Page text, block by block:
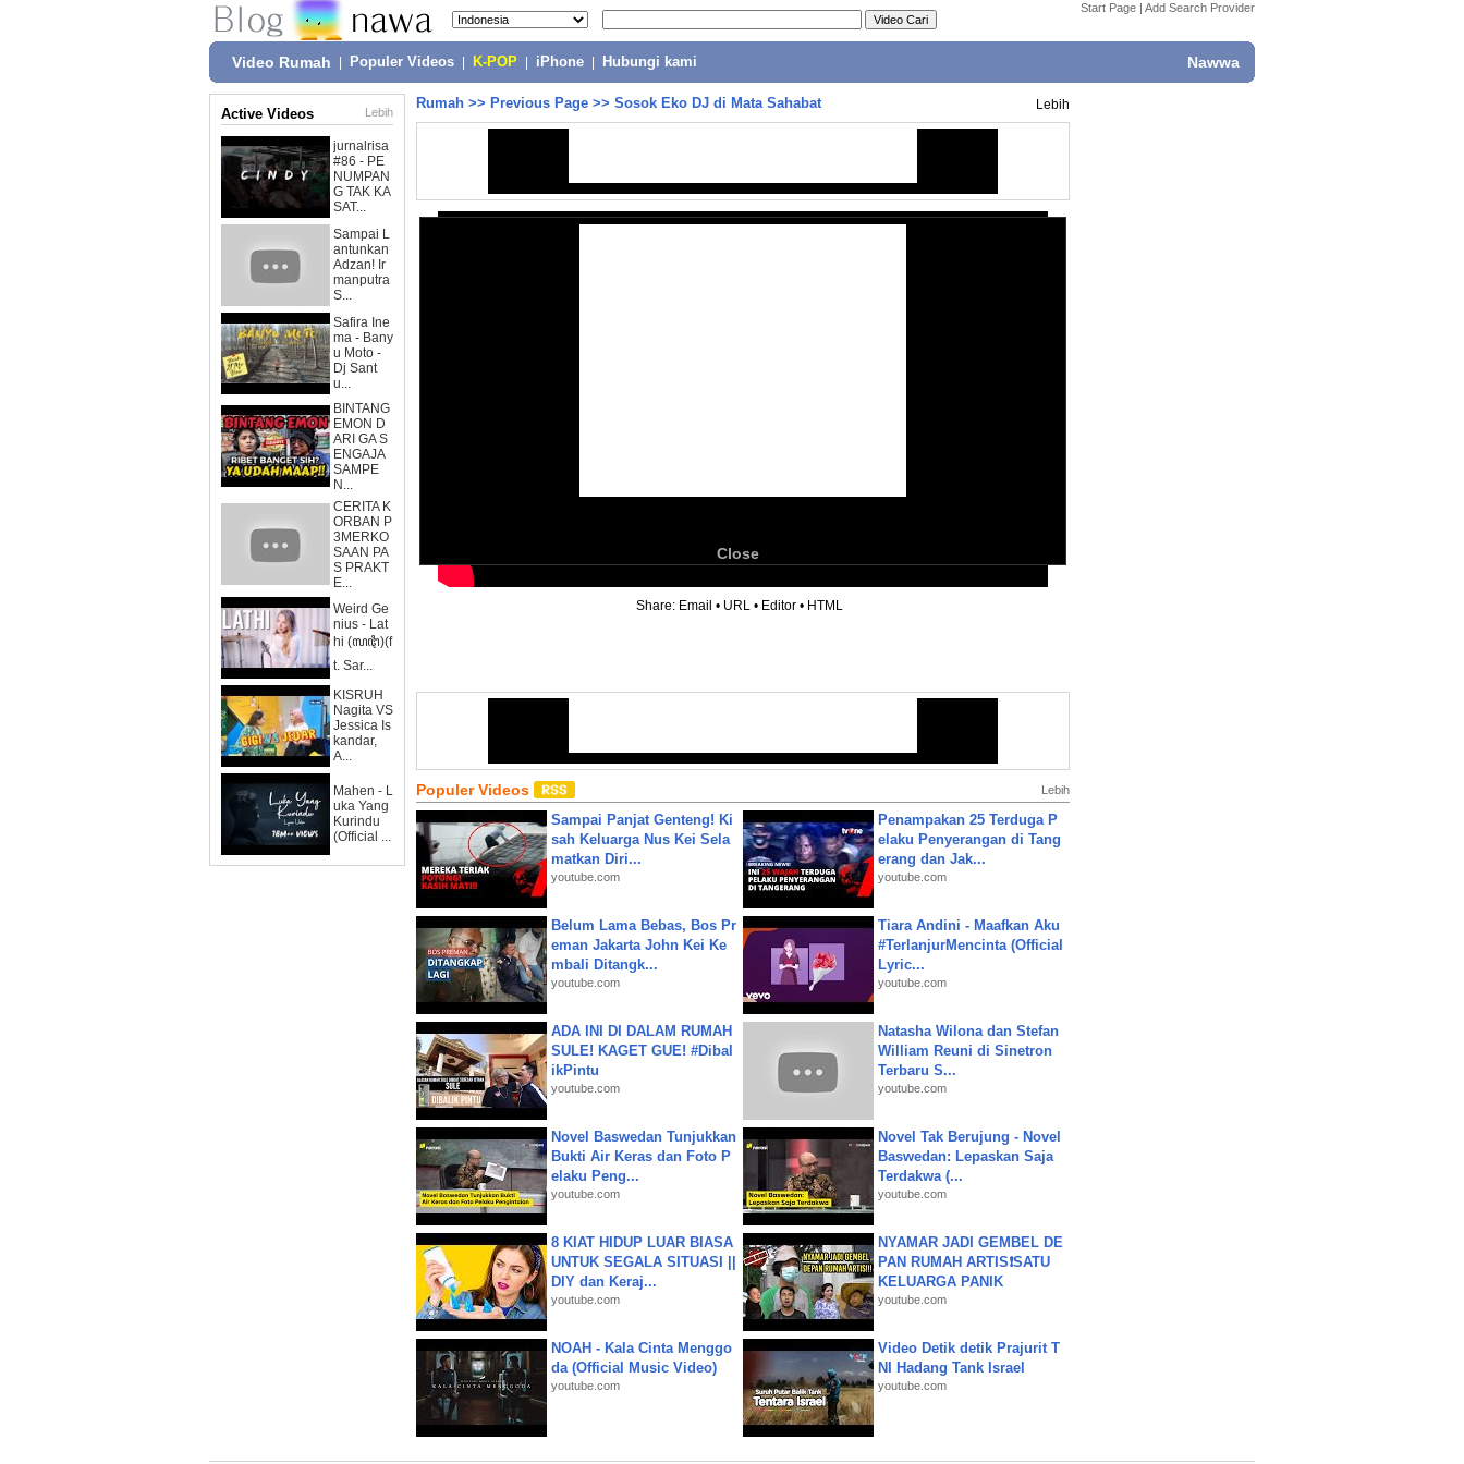
Start Page | Add Search Provider
Video Rumah Populer Videos K-POP iPhone Hubungi kami Nawwa
Active Videos Lebih
jurnalrisa
#86 - PE
NUMPAN
G TAK KA
SAT...
Sampai L
antunkan
Adzan! Ir
manputra
S...
Safira Ine
ma - Bany
u Moto -
Dj Sant
u...
BINTANG
EMON D
ARI GA S
ENGAJA
SAMPE
N...
CERITA K
ORBAN P
3MERKO
SAAN PA
S PRAKT
E...
Weird Ge
nius - Lat
hi (ꦭꦛꦶ)(f
t. Sar...
KISRUH
Nagita VS
Jessica Is
kandar,
A...
Mahen - L
uka Yang
Kurindu
(Official ...
Rumah >> Previous Page >> Sosok Eko DJ di Mata Sahabat Lebih
Close
Share: Email • URL • Editor • HTML
Populer Videos Lebih
Sampai Panjat Genteng! Ki
sah Keluarga Nus Kei Sela
matkan Diri...
youtube.com
Penampakan 25 Terduga P
elaku Penyerangan di Tang
erang dan Jak...
youtube.com
Belum Lama Bebas, Bos Pr
eman Jakarta John Kei Ke
mbali Ditangk...
youtube.com
Tiara Andini - Maafkan Aku
#TerlanjurMencinta (Official
Lyric...
youtube.com
ADA INI DI DALAM RUMAH
SULE! KAGET GUE! #Dibal
ikPintu
youtube.com
Natasha Wilona dan Stefan
William Reuni di Sinetron
Terbaru S...
youtube.com
Novel Baswedan Tunjukkan
Bukti Air Keras dan Foto P
elaku Peng...
youtube.com
Novel Tak Berujung - Novel
Baswedan: Lepaskan Saja
Terdakwa (...
youtube.com
8 KIAT HIDUP LUAR BIASA
UNTUK SEGALA SITUASI ||
DIY dan Keraj...
youtube.com
NYAMAR JADI GEMBEL DE
PAN RUMAH ARTIS❗SATU
KELUARGA PANIK
youtube.com
NOAH - Kala Cinta Menggo
da (Official Music Video)
youtube.com
Video Detik detik Prajurit T
NI Hadang Tank Israel
youtube.com